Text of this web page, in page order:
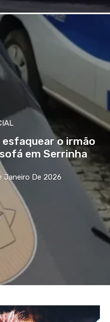
esfaquear o irmão
em Serrinha
Janeiro De 2026